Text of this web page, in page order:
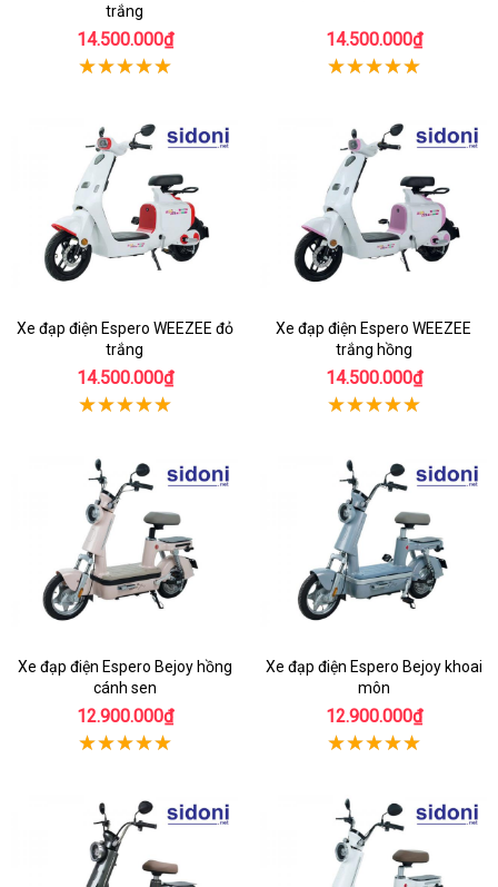
trắng
14.500.000₫ 14.500.000₫
Xe đạp điện Espero WEEZEE đỏ
trắng
14.500.000₫
Xe đạp điện Espero WEEZEE
trắng hồng
14.500.000₫
Xe đạp điện Espero Bejoy hồng
cánh sen
12.900.000₫
Xe đạp điện Espero Bejoy khoai
môn
12.900.000₫